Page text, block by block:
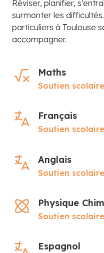
Réviser, planifier,
surmonter les
particuliers à Toulouse
accompagner.
Maths
Soutien
Français
Soutien
Anglais
Soutien
Physique
Soutien
Espagnol